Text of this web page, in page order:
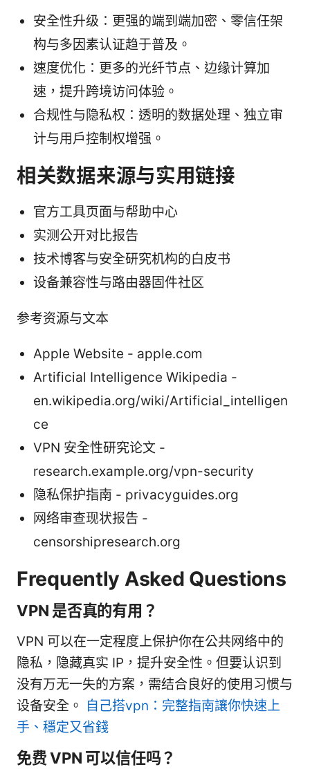
安全性升级：更强的端到端加密、零信任架
构与多因素认证趋于普及。
速度优化：更多的光纤节点、边缘计算加
速，提升跨境访问体验。
合规性与隐私权：透明的数据处理、独立审
计与用户控制权增强。
相关数据来源与实用链接
官方工具页面与帮助中心
实测公开对比报告
技术博客与安全研究机构的白皮书
设备兼容性与路由器固件社区
参考资源与文本
Apple Website - apple.com
Artificial Intelligence Wikipedia -
en.wikipedia.org/wiki/Artificial_intelligen
ce
VPN 安全性研究论文 -
research.example.org/vpn-security
隐私保护指南 - privacyguides.org
网络审查现状报告 -
censorshipresearch.org
Frequently Asked Questions
VPN 是否真的有用？
VPN 可以在一定程度上保护你在公共网络中的
隐私，隐藏真实 IP，提升安全性。但要认识到
没有万无一失的方案，需结合良好的使用习惯与
设备安全。
自己搭vpn：完整指南讓你快速上
手、穩定又省錢
免费 VPN 可以信任吗？